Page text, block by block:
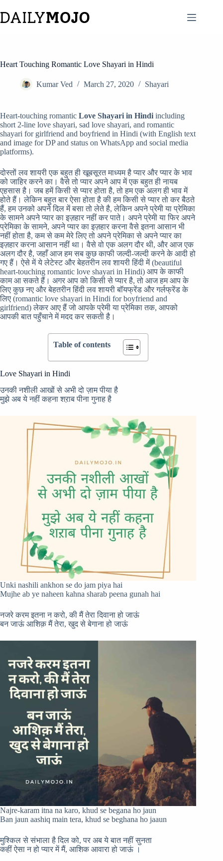
to
content
Heart Touching Romantic Love Shayari in Hindi
Kumar Ved March 27, 2020 Shayari
Heart-touching romantic Love Shayari in Hindi including
short 2-line love shayari, sad love shayari, and romantic
shayari for girlfriend and boyfriend in Hindi (with English text
and image for DP and status on WhatsApp and social media
platforms).
दोस्तों लव शायरी एक बहुत ही खूबसूरत माध्यम है प्यार और प्यार के भाव
को जाहिर करने का। वैसे तो प्यार अपने आप में एक बहुत ही नायब
एहसास है। जब हमें किसी से प्यार होता है, तो हम एक अलग ही भाव में
होते हैं। लेकिन बहुत बार ऐसा होता है की हम किसी से प्यार तो कर बैठते
हैं, हम उनको अपने दिल में बसा तो लेते है, लेकिन अपने प्रेमी या प्रेमिका
के सामने अपने प्यार का इज़हार नहीं कर पाते। अपने प्रेमी या फिर अपने
प्रेमिका के सामने, अपने प्यार का इज़हार करना वैसे इतना आसान भी
नहीं होता है, कम से कम मेरे लिए तो अपने प्रेमिका से अपने प्यार का
इज़हार करना आसान नहीं था। वैसे वो एक अलग दौर थी, और आज एक
अलग दौर है, जहाँ आज हम सब कुछ काफी जल्दी-जल्दी करने के आदी हो
गए हैं। ऐसे में ये लेटेस्ट और बेहतरीन लव शायरी हिंदी में (beautiful
heart-touching romantic love shayari in Hindi) आप के काफी
काम आ सकते हैं। अगर आप को किसी से प्यार है, तो आज हम आप के
लिए कुछ नए और बेहतरीन हिंदी लव शायरी बॉयफ्रेंड और गर्लफ्रेंड के
लिए (romantic love shayari in Hindi for boyfriend and
girlfriend) लेकर आए हैं जो आपके प्रेमी या प्रेमिका तक, आपको
आपकी बात पहुँचाने में मदद कर सकती है।
Table of contents
Love Shayari in Hindi
उनकी नशीली आखों से अभी दो ज़ाम पीया है
मुझे अब ये नहीं कहना शऱाब पीना गुनाह है
Unki nashili ankhon se do jam piya hai
Mujhe ab ye naheen kahna sharab peena gunah hai
नजरे करम इतना न करो, की मैं तेरा दिवाना हो जाऊं
बन जाऊं आशिक़ मैं तेरा, खुद से बेगाना हो जाऊं
Najre-karam itna na karo, khud se begana ho jaun
Ban jaun aashiq main tera, khud se beghana ho jaaun
मुश्किल से संभाला है दिल को, पर अब ये बात नहीं सुनता
कहीं ऐसा न हो प्यार में मैं, आशिक आवारा हो जाऊं ।